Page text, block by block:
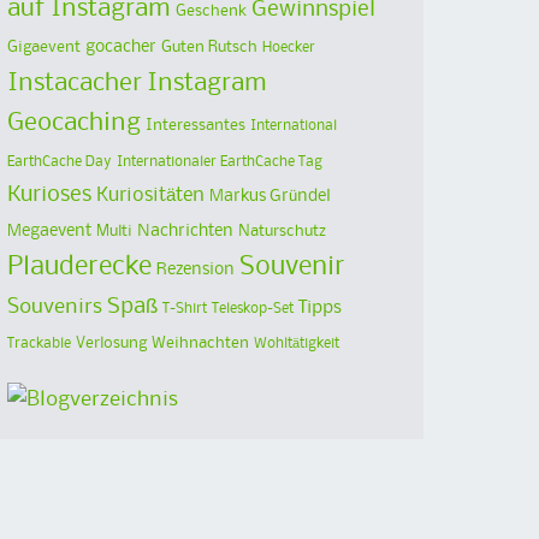
auf Instagram Geschenk Gewinnspiel
Gigaevent gocacher Guten Rutsch Hoecker
Instacacher Instagram
Geocaching
Interessantes International
EarthCache Day Internationaler EarthCache Tag
Kurioses Kuriositäten Markus Gründel
Megaevent Multi Nachrichten Naturschutz
Plauderecke Rezension Souvenir
Souvenirs Spaß T-Shirt Teleskop-Set Tipps
Trackable Verlosung Weihnachten Wohltätigkeit